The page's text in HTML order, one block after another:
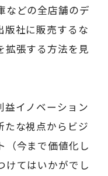
などの全店舗のデ
版社に販売するな
拡張する方法を見
益イノベーション
たな視点からビジ
（今まで価値化し
けてはいかがでし